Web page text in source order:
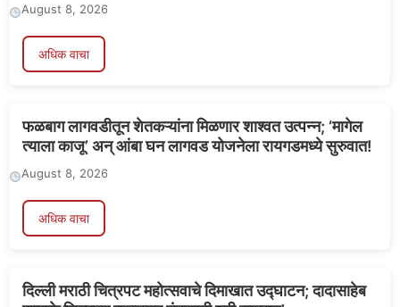
August 8, 2026
अधिक वाचा
फळबाग लागवडीतून शेतकऱ्यांना मिळणार शाश्वत उत्पन्न; ‘मागेल
त्याला काजू’ अन् आंबा घन लागवड योजनेला रायगडमध्ये सुरुवात!
August 8, 2026
अधिक वाचा
दिल्ली मराठी चित्रपट महोत्सवाचे दिमाखात उद्घाटन; दादासाहेब